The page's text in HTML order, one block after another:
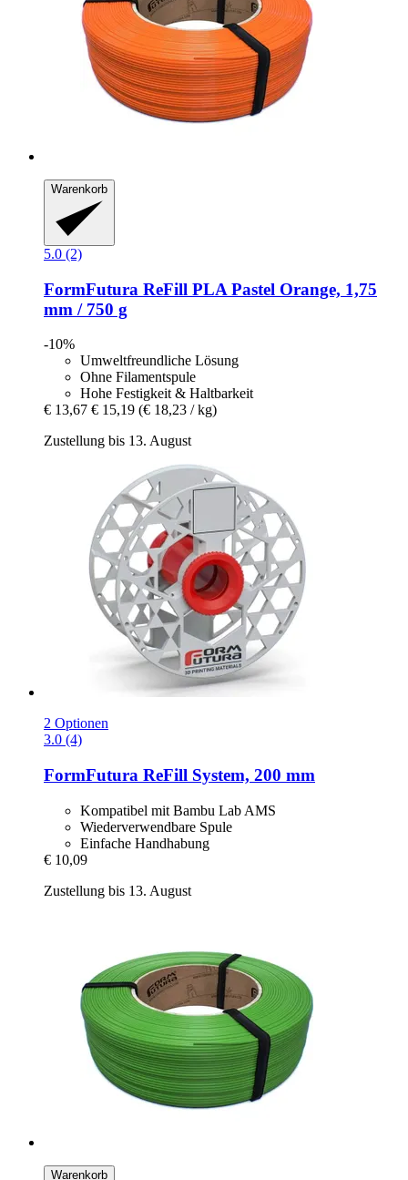
Warenkorb
5.0 (2)
FormFutura ReFill PLA Pastel Orange, 1,75
mm / 750 g
-10%
Umweltfreundliche Lösung
Ohne Filamentspule
Hohe Festigkeit & Haltbarkeit
€ 13,67 € 15,19 (€ 18,23 / kg)
Zustellung bis 13. August
2 Optionen
3.0 (4)
FormFutura ReFill System, 200 mm
Kompatibel mit Bambu Lab AMS
Wiederverwendbare Spule
Einfache Handhabung
€ 10,09
Zustellung bis 13. August
Warenkorb